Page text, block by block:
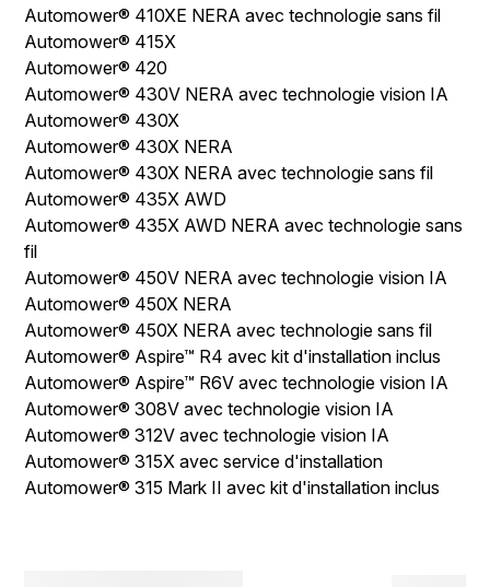
Automower® 410XE NERA avec technologie sans fil
Automower® 415X
Automower® 420
Automower® 430V NERA avec technologie vision IA
Automower® 430X
Automower® 430X NERA
Automower® 430X NERA avec technologie sans fil
Automower® 435X AWD
Automower® 435X AWD NERA avec technologie sans
fil
Automower® 450V NERA avec technologie vision IA
Automower® 450X NERA
Automower® 450X NERA avec technologie sans fil
Automower® Aspire™ R4 avec kit d'installation inclus
Automower® Aspire™ R6V avec technologie vision IA
Automower® 308V avec technologie vision IA
Automower® 312V avec technologie vision IA
Automower® 315X avec service d'installation
Automower® 315 Mark II avec kit d'installation inclus